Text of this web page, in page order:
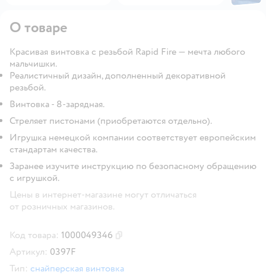
О товаре
Красивая винтовка с резьбой Rapid Fire — мечта любого
мальчишки.
Реалистичный дизайн, дополненный декоративной
резьбой.
Винтовка - 8-зарядная.
Стреляет пистонами (приобретаются отдельно).
Игрушка немецкой компании соответствует европейским
стандартам качества.
Заранее изучите инструкцию по безопасному обращению
с игрушкой.
Цены в интернет-магазине могут отличаться
от розничных магазинов.
Код товара: 1000049346
Артикул: 0397F
Тип: снайперская винтовка